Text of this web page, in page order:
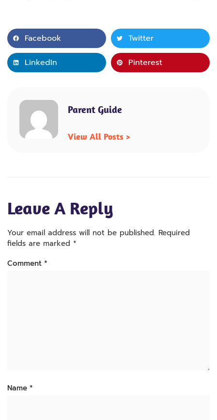
Facebook Twitter
LinkedIn Pinterest
Parent Guide
View All Posts >
Leave A Reply
Your email address will not be published. Required
fields are marked *
Comment *
Name *